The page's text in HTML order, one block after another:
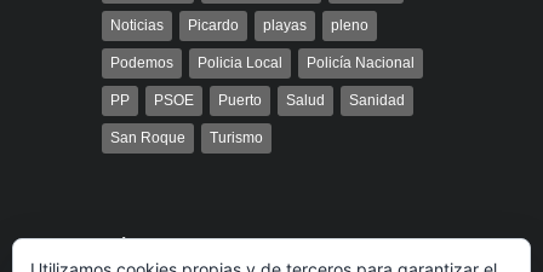
Noticias Picardo playas pleno
Podemos Policia Local Policía Nacional
PP PSOE Puerto Salud Sanidad
San Roque Turismo
Búsqueda